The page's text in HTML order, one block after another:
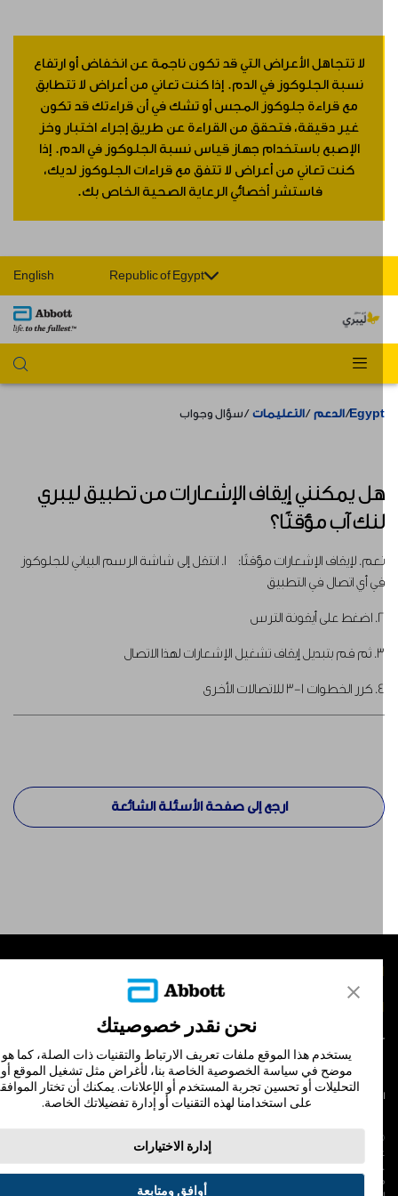
لا تتجاهل الأعراض التي قد تكون ناجمة عن انخفاض أو ارتفاع
نسبة الجلوكوز في الدم. إذا كنت تعاني من أعراض لا تتطابق
مع قراءة جلوكوز المجس أو تشك في أن قراءتك قد تكون
غير دقيقة، فتحقق من القراءة عن طريق إجراء اختبار وخز
الإصبع باستخدام جهاز قياس نسبة الجلوكوز في الدم. إذا
كنت تعاني من أعراض لا تتفق مع قراءات الجلوكوز لديك،
فاستشر أخصائي الرعاية الصحية الخاص بك.
Republic of Egypt
English
الدعم التعليمات سؤال وجواب
يمكنني إيقاف الإشعارات من تطبيق ليبري
آب مؤقتًا؟
نعم. لإيقاف الإشعارات مؤقتًا: 1. انتقل إلى شاشة الرسم البياني للجلوكوز
أي اتصال في التطبيق
ارجع إلى صفحة الأسئلة الشائعة
والأحكام سياسة الخصوصية
المجس، فري ستايل، وليبري، والعلامات التجارية ذات الصلة هي علامات لشركة أبوت
لا يجوز استخدام أي علامة تجارية أو الاسم التجاري أو المظهر التجاري لأبوت في هذا الموقع
دون الحصول على إذن كتابي مسبق من أبوت، إلا لتحديد منتج أو خدمات الشركة. هذا
نحن نقدر خصوصيتك
يستخدم هذا الموقع ملفات تعريف الارتباط والتقنيات ذات الصلة، كما هو
موضح في سياسة الخصوصية الخاصة بنا، لأغراض مثل تشغيل الموقع أو
التحليلات أو تحسين تجربة المستخدم أو الإعلانات. يمكنك أن تختار الموافقة
على استخدامنا لهذه التقنيات أو إدارة تفضيلاتك الخاصة.
إدارة الاختيارات
أوافق ومتابعة